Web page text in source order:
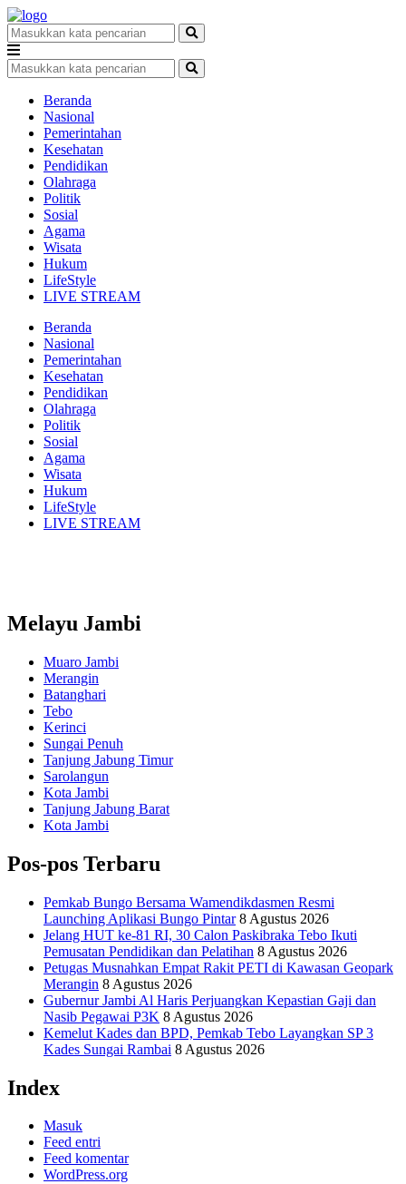
Beranda
Nasional
Pemerintahan
Kesehatan
Pendidikan
Olahraga
Politik
Sosial
Agama
Wisata
Hukum
LifeStyle
LIVE STREAM
Beranda
Nasional
Pemerintahan
Kesehatan
Pendidikan
Olahraga
Politik
Sosial
Agama
Wisata
Hukum
LifeStyle
LIVE STREAM
Melayu Jambi
Muaro Jambi
Merangin
Batanghari
Tebo
Kerinci
Sungai Penuh
Tanjung Jabung Timur
Sarolangun
Kota Jambi
Tanjung Jabung Barat
Kota Jambi
Pos-pos Terbaru
Pemkab Bungo Bersama Wamendikdasmen Resmi
Launching Aplikasi Bungo Pintar 8 Agustus 2026
Jelang HUT ke-81 RI, 30 Calon Paskibraka Tebo Ikuti
Pemusatan Pendidikan dan Pelatihan 8 Agustus 2026
Petugas Musnahkan Empat Rakit PETI di Kawasan Geopark
Merangin 8 Agustus 2026
Gubernur Jambi Al Haris Perjuangkan Kepastian Gaji dan
Nasib Pegawai P3K 8 Agustus 2026
Kemelut Kades dan BPD, Pemkab Tebo Layangkan SP 3
Kades Sungai Rambai 8 Agustus 2026
Index
Masuk
Feed entri
Feed komentar
WordPress.org